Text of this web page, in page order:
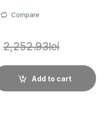
Compare
2,252.93lei
zone AX PRO Hikvision
Add to cart